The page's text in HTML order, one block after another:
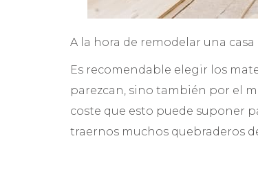
A la hora de remodelar una
Es recomendable elegir los
parezcan, sino también por el
coste que esto puede suponer
traernos muchos quebraderos